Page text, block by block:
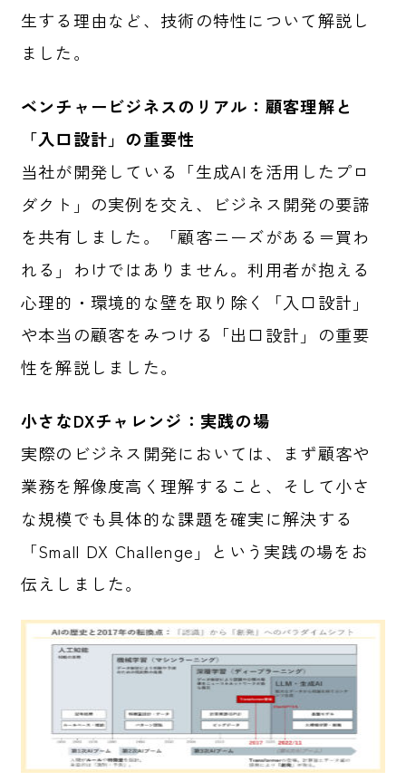
生する理由など、技術の特性について解説し
ました。
ベンチャービジネスのリアル：顧客理解と
「入口設計」の重要性
当社が開発している「生成AIを活用したプロ
ダクト」の実例を交え、ビジネス開発の要諦
を共有しました。「顧客ニーズがある＝買わ
れる」わけではありません。利用者が抱える
心理的・環境的な壁を取り除く「入口設計」
や本当の顧客をみつける「出口設計」の重要
性を解説しました。
小さなDXチャレンジ：実践の場
実際のビジネス開発においては、まず顧客や
業務を解像度高く理解すること、そして小さ
な規模でも具体的な課題を確実に解決する
「Small DX Challenge」という実践の場をお
伝えしました。